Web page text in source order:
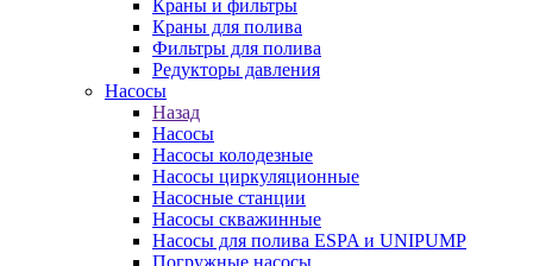
Краны и фильтры
Краны для полива
Фильтры для полива
Редукторы давления
Насосы
Назад
Насосы
Насосы колодезные
Насосы циркуляционные
Насосные станции
Насосы скважинные
Насосы для полива ESPA и UNIPUMP
Погружные насосы